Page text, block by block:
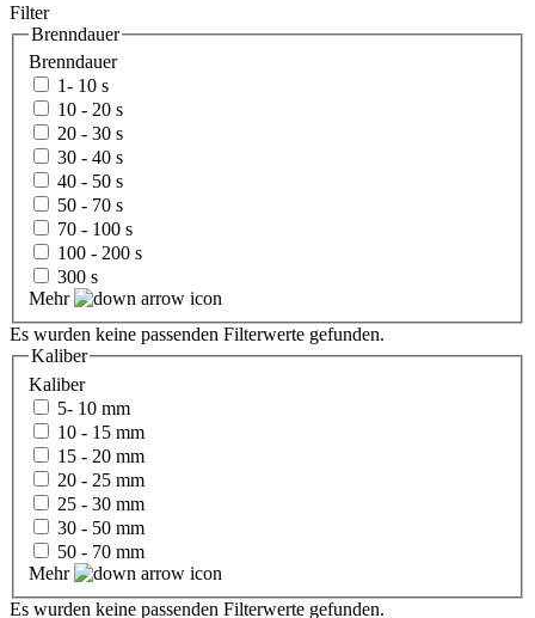
Filter
Brenndauer
Brenndauer
1- 10 s
10 - 20 s
20 - 30 s
30 - 40 s
40 - 50 s
50 - 70 s
70 - 100 s
100 - 200 s
300 s
Mehr
Es wurden keine passenden Filterwerte gefunden.
Kaliber
Kaliber
5- 10 mm
10 - 15 mm
15 - 20 mm
20 - 25 mm
25 - 30 mm
30 - 50 mm
50 - 70 mm
Mehr
Es wurden keine passenden Filterwerte gefunden.